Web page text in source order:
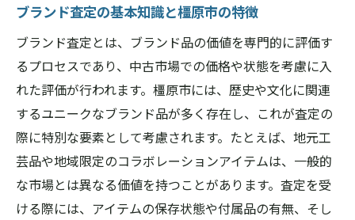
ブランド査定で高評価を得るための知識
橿原市のマーケットトレンドを活用した査
定
査定時期とブランド品の価値の関係性
ブランド査定を安心して受けるための橿原市の
おすすめ対策
信頼できるブランド査定業者の選び方
査定を受ける前に知っておくべきリスク
ブランド査定の基本知識と橿原市の特徴
ブランド査定とは、ブランド品の価値を専門的に評価す
るプロセスであり、中古市場での価格や状態を考慮に入
れた評価が行われます。橿原市には、歴史や文化に関連
するユニークなブランド品が多く存在し、これが査定の
際に特別な要素として考慮されます。たとえば、地元工
芸品や地域限定のコラボレーションアイテムは、一般的
な市場とは異なる価値を持つことがあります。査定を受
ける際には、アイテムの保存状態や付属品の有無、そし